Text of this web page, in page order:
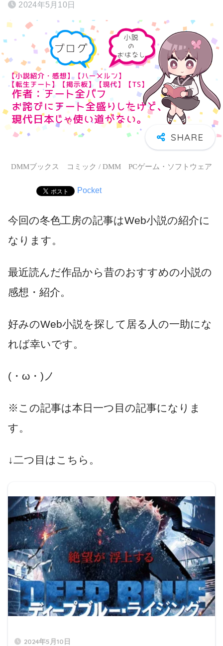
2024年5月10日
DMMブックス コミック / DMM PCゲーム・ソフトウェア
Pocket
今回の冬色工房の記事はWeb小説の紹介に
なります。
最近読んだ作品から昔のおすすめの小説の
感想・紹介。
好みのWeb小説を探して居る人の一助にな
れば幸いです。
(・ω・)ノ
※この記事は本日一つ目の記事になりま
す。
↓二つ目はこちら。
2024年5月10日